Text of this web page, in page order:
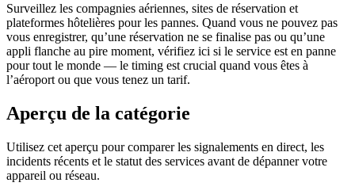
Surveillez les compagnies aériennes, sites de réservation et
plateformes hôtelières pour les pannes. Quand vous ne pouvez pas
vous enregistrer, qu’une réservation ne se finalise pas ou qu’une
appli flanche au pire moment, vérifiez ici si le service est en panne
pour tout le monde — le timing est crucial quand vous êtes à
l’aéroport ou que vous tenez un tarif.
Aperçu de la catégorie
Utilisez cet aperçu pour comparer les signalements en direct, les
incidents récents et le statut des services avant de dépanner votre
appareil ou réseau.